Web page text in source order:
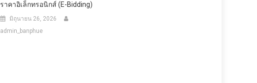
ราคาอิเล็กทรอนิกส์ (e-Bidding)
มิถุนายน 26, 2026
admin_banphue